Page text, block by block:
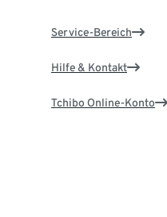
Service-Bereich
Hilfe & Kontakt
Tchibo Online-Konto